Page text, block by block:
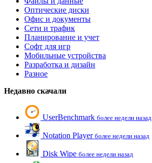
Оптические диски
Офис и документы
Сети и трафик
Планирование и учет
Софт для игр
Мобильные устройства
Разработка и дизайн
Разное
Недавно скачали
UserBenchmark более недели назад
Notation Player более недели назад
Disk Wipe более недели назад